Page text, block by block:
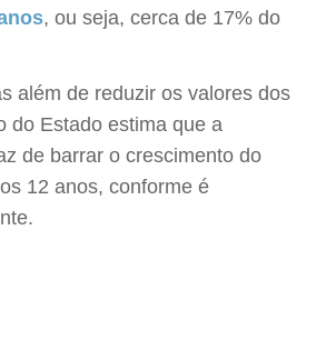
, ou seja, cerca de 17% do
além de reduzir os valores dos
do Estado estima que a
de barrar o crescimento do
12 anos, conforme é